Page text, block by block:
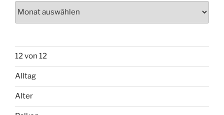
Archiv
12 von 12
Alltag
Alter